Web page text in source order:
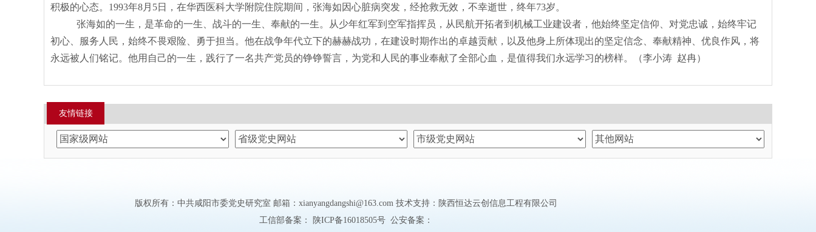
积极的心态。1993年8月5日，在华西医科大学附院住院期间， 张海如因心脏病突发，经抢救无效，不幸逝世，终年73岁。
张海如的一生，是革命的一生、战斗的一生、奉献的一生。从少年红军到空军指挥员，从民航开拓者到机械工业建设者，他始终坚定信仰、对党忠诚，始终牢记
初心、服务人民，始终不畏艰险、勇于担当。他在战争年代立下的赫赫战功，在建设时期作出的卓越贡献，以及他身上所体现出的坚定信念、奉献精神、优良作风，将
永远被人们铭记。他用自己的一生，践行了一名共产党员的铮铮誓言，为党和人民的事业奉献了全部心血，是值得我们永远学习的榜样。
（李小涛 赵冉）
友情链接
版权所有：中共咸阳市委党史研究室 邮箱：xianyangdangshi@163.com 技术支持： 陕西恒达云创信息工程有限公司
工信部备案：
陕ICP备16018505号 公安备案：